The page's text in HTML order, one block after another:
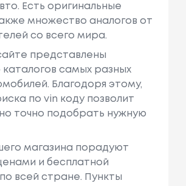
Есть оригинальные
множество аналогов от
со всего мира.
представлены
самых разных
Благодоря этому,
по vin коду позволит
точно подобрать нужную
магазина порадуют
и бесплатной
всей стране. Пункты